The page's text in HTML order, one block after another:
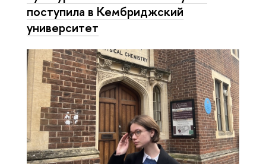
поступила в Кембриджский
университет